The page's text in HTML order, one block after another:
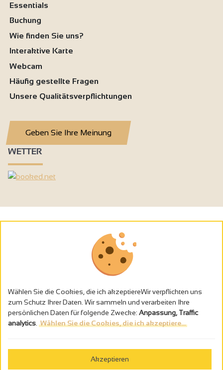
Essentials
Buchung
Wie finden Sie uns?
Interaktive Karte
Webcam
Häufig gestellte Fragen
Unsere Qualitätsverpflichtungen
Geben Sie Ihre Meinung
WETTER
Alkoholmissbrauch ist gefährlich für die Gesundheit - trinken Sie in
Wählen Sie die Cookies, die ich akzeptiereWir verpflichten uns
zum Schutz Ihrer Daten. Wir sammeln und verarbeiten Ihre
persönlichen Daten für folgende Zwecke: Anpassung, Traffic
analytics Wählen Sie die Cookies, die ich akzeptiere...
Akzeptieren